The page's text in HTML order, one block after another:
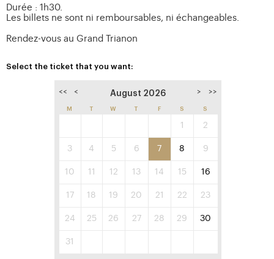
Durée : 1h30.
Les billets ne sont ni remboursables, ni échangeables.
Rendez-vous au Grand Trianon
Select the ticket that you want:
August 2026
<< < >>
>
M T W T F S S
1 2
3 4 5 6 7 8 9
10 11 12 13 14 15 16
17 18 19 20 21 22 23
24 25 26 27 28 29 30
31